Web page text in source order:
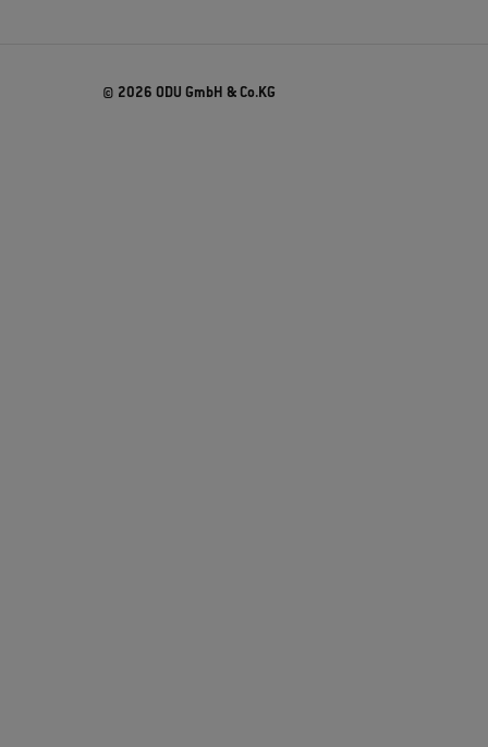
© 2026 ODU GmbH & Co.KG